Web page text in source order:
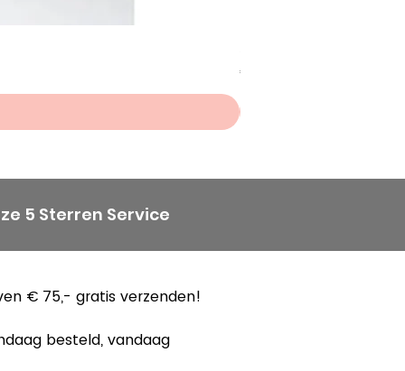
Prijs
€ 8,50
5 Sterren Service
€ 75,- gratis verzenden!
besteld, vandaag